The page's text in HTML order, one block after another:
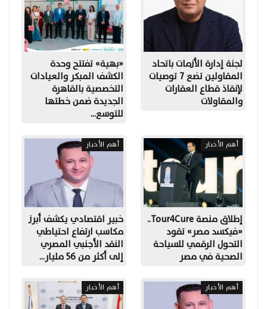
لجنة إدارة الأزمات باتحاد
المقاولين تضع 7 توصيات
لإنقاذ قطاع العقارات
والمقاولات
«بهية» تفتتح وحدة
الكشف المبكر والعيادات
التخصصية بالقاهرة
الجديدة ضمن خطتها
للتوسع…
أهم الأخبار
إطلاق منصة Tour4Cure..
«فيكسد مصر» تقود
التحول الرقمي للسياحة
الصحية في مصر
أهم الأخبار
خبير اقتصادي يكشف أبرز
مكاسب ارتفاع احتياطي
النقد الأجنبي المصري
إلى أكثر من 56 مليار…
أهم الأخبار أهم الأخبار